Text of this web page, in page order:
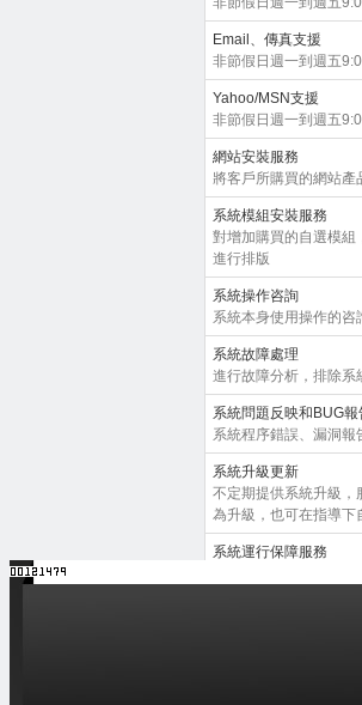
Email、傳真支援
非節假日週一到週五
Yahoo/MSN支援
非節假日週一到週五
網站安裝服務
將客戶所購買的網站產
系統模組安裝服務
對增加購買的自選模組
進行排版
系統操作咨詢
系統本身使用操作的咨
系統故障處理
進行故障分析，排除系
系統問題反映和BUG報
系統程序錯誤、漏洞報
系統升級更新
不定期提供系統升級，
為升級，也可在指導下
系統運行保障服務